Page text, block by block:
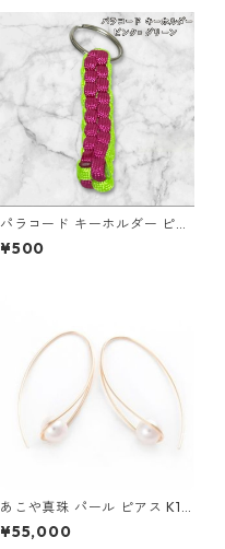
パラコード キーホルダー ピン
ク グリーン 編み込み s30
¥500
あこや真珠 パール ピアス K10
イエローゴールド ジプシー フ
ック ピアス 7mm 7ミリ珠 ア
¥55,000